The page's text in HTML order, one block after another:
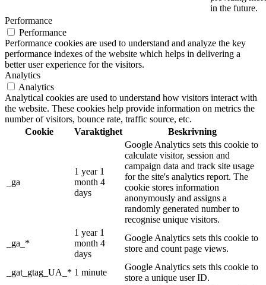
in the future.
Performance
Performance
Performance cookies are used to understand and analyze the key
performance indexes of the website which helps in delivering a
better user experience for the visitors.
Analytics
Analytics
Analytical cookies are used to understand how visitors interact with
the website. These cookies help provide information on metrics the
number of visitors, bounce rate, traffic source, etc.
Cookie
Varaktighet Beskrivning
_ga
1 year 1
month 4
days
Google Analytics sets this cookie to
calculate visitor, session and
campaign data and track site usage
for the site's analytics report. The
cookie stores information
anonymously and assigns a
randomly generated number to
recognise unique visitors.
_ga_*
1 year 1
month 4
days
Google Analytics sets this cookie to
store and count page views.
_gat_gtag_UA_* 1 minute
Google Analytics sets this cookie to
store a unique user ID.